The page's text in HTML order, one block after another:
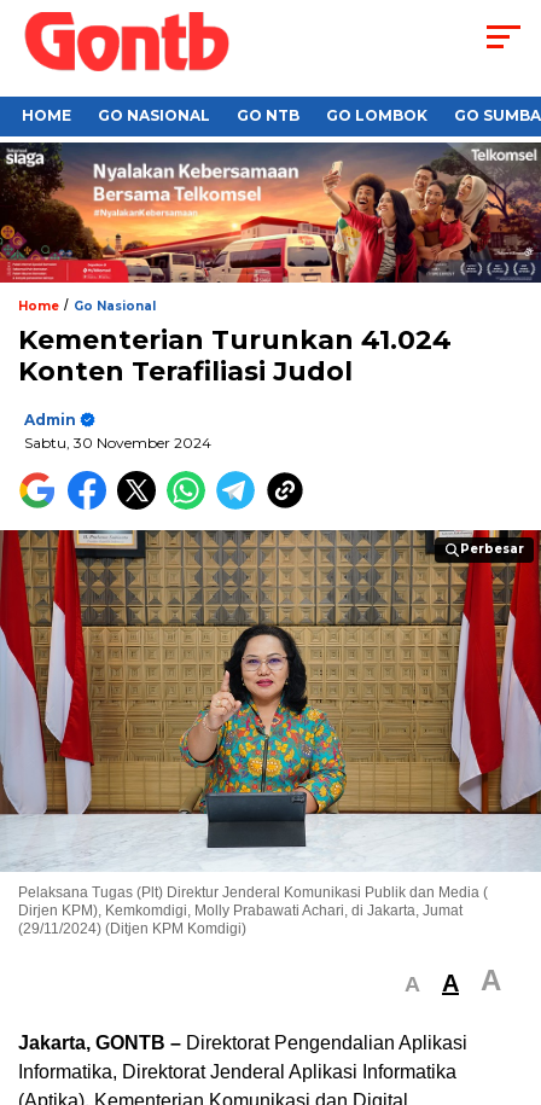
HOME GO NASIONAL GO NTB GO LOMBOK GO
Home / Go Nasional
Kementerian Turunkan 41.024
Konten Terafiliasi Judol
Admin
Sabtu, 30 November 2024
Perbesar
Perbesar
Pelaksana Tugas (Plt) Direktur Jenderal Komunikasi Publik dan Media (
Dirjen KPM), Kemkomdigi, Molly Prabawati Achari, di Jakarta, Jumat
(29/11/2024) (Ditjen KPM Komdigi)
A A A
Jakarta, GONTB – Direktorat Pengendalian Aplikasi
Informatika, Direktorat Jenderal Aplikasi Informatika